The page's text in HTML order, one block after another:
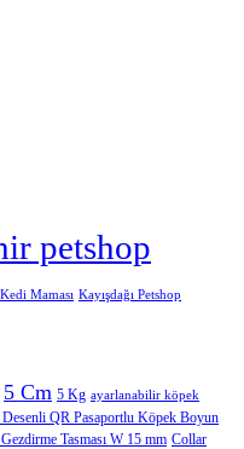
petshop
Maması Kayışdağı Petshop
5 Cm 5 Kg ayarlanabilir köpek
QR Pasaportlu Köpek Boyun
Tasması W 15 mm Collar